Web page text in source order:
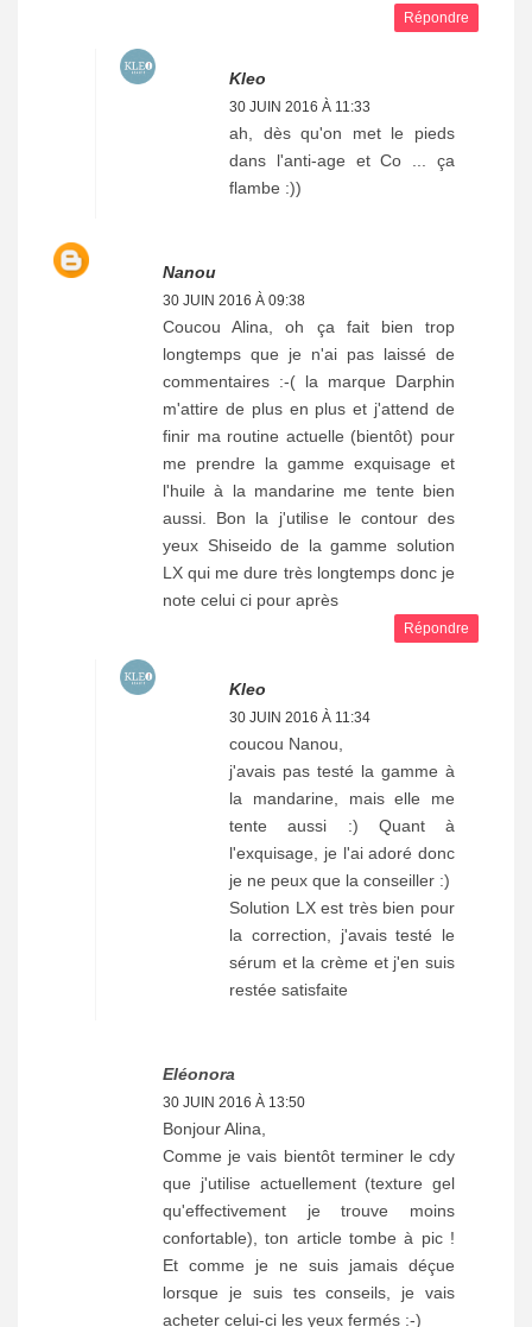
Répondre
Kleo
30 JUIN 2016 À 11:33
ah, dès qu'on met le pieds
dans l'anti-age et Co ... ça
flambe :))
Nanou
30 JUIN 2016 À 09:38
Coucou Alina, oh ça fait bien trop
longtemps que je n'ai pas laissé de
commentaires :-( la marque Darphin
m'attire de plus en plus et j'attend de
finir ma routine actuelle (bientôt) pour
me prendre la gamme exquisage et
l'huile à la mandarine me tente bien
aussi. Bon la j'utilise le contour des
yeux Shiseido de la gamme solution
LX qui me dure très longtemps donc je
note celui ci pour après
Répondre
Kleo
30 JUIN 2016 À 11:34
coucou Nanou,
j'avais pas testé la gamme à
la mandarine, mais elle me
tente aussi :) Quant à
l'exquisage, je l'ai adoré donc
je ne peux que la conseiller :)
Solution LX est très bien pour
la correction, j'avais testé le
sérum et la crème et j'en suis
restée satisfaite
Eléonora
30 JUIN 2016 À 13:50
Bonjour Alina,
Comme je vais bientôt terminer le cdy
que j'utilise actuellement (texture gel
qu'effectivement je trouve moins
confortable), ton article tombe à pic !
Et comme je ne suis jamais déçue
lorsque je suis tes conseils, je vais
acheter celui-ci les yeux fermés :-)